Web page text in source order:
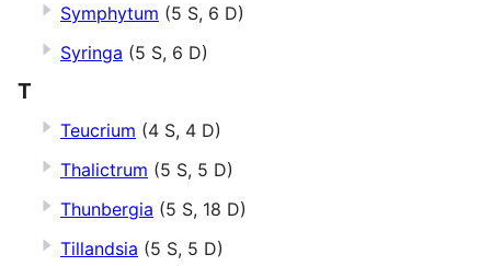
Symphytum (5 S, 6 D)
Syringa (5 S, 6 D)
T
Teucrium (4 S, 4 D)
Thalictrum (5 S, 5 D)
Thunbergia (5 S, 18 D)
Tillandsia (5 S, 5 D)